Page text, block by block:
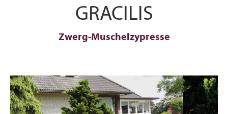
GRACILIS
Zwerg-Muschelzypresse